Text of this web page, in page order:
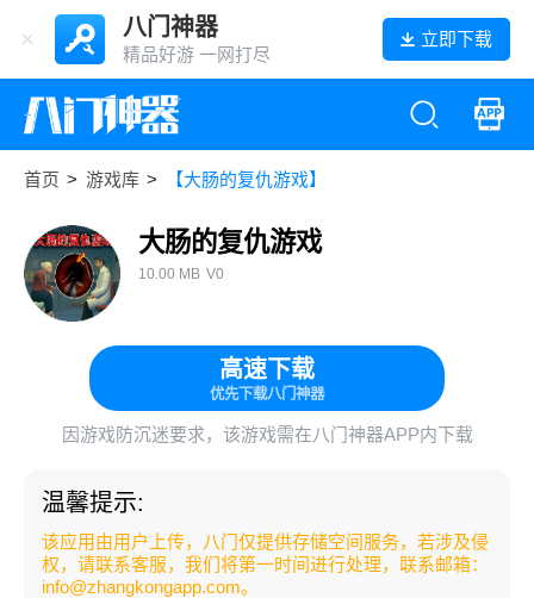
八门神器
精品好游 一网打尽
立即下载
首页 > 游戏库 > 【大肠的复仇游戏】
大肠的复仇游戏
10.00 MB V0
高速下载
优先下载八门神器
因游戏防沉迷要求，该游戏需在八门神器APP内下载
温馨提示:
该应用由用户上传，八门仅提供存储空间服务，若涉及侵
权，请联系客服，我们将第一时间进行处理，联系邮箱：
info@zhangkongapp.com。